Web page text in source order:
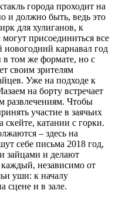
города проходит на
и должно быть, ведь это
для хулиганов, к
присоединиться все
карнавал год
в том же формате, но с
своим зрителям
Уже на подходе к
на борту встречает
развлечениям. Чтобы
участие в заячьих
катании с горки.
– здесь на
себе письма 2018 год,
зайцами и делают
независимо от
уши: к началу
сцене и в зале.